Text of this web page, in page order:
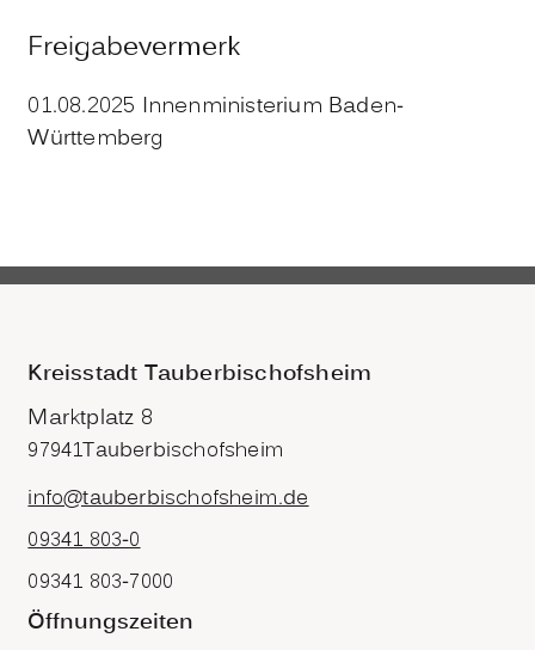
Freigabevermerk
01.08.2025 Innenministerium Baden-
Württemberg
Kreisstadt Tauberbischofsheim
Marktplatz 8
97941Tauberbischofsheim
info@tauberbischofsheim.de
09341 803-0
09341 803-7000
Öffnungszeiten